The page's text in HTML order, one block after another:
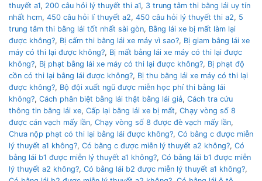
thuyết a1, 200 câu hỏi lý thuyết thi a1, 3 trung tâm thi bằng lái uy tín
nhất hcm, 450 câu hỏi lí thuyết a2, 450 câu hỏi lý thuyết thi a2, 5
trung tâm thi bằng lái tốt nhất sài gòn, Bằng lái xe bị mất làm lại
được không?, Bị cấm thi bằng lái xe máy vì sao?, Bị giam bằng lái xe
máy có thi lại được không?, Bị mất bằng lái xe máy có thi lại được
không?, Bị phạt bằng lái xe máy có thi lại được không?, Bị phạt độ
cồn có thi lại bằng lái được không?, Bị thu bằng lái xe máy có thi lại
được không?, Bộ đội xuất ngũ được miễn học phí thi bằng lái
không?, Cách phân biệt bằng lái thật bằng lái giả, Cách tra cứu
thông tin bằng lái xe, Cấp lại bằng lái xe bị mất, Chạy vòng số 8
được cán vạch mấy lần, Chạy vòng số 8 được đè vạch mấy lần,
Chưa nộp phạt có thi lại bằng lái được không?, Có bằng c được miễn
lý thuyết a1 không?, Có bằng c được miễn lý thuyết a2 không?, Có
bằng lái b1 được miễn lý thuyết a1 không?, Có bằng lái b1 được miễn
lý thuyết a2 không?, Có bằng lái b2 được miễn lý thuyết a1 không?,